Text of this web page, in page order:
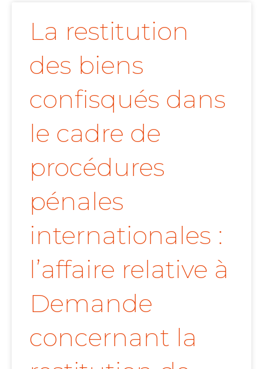
La restitution
des biens
confisqués dans
le cadre de
procédures
pénales
internationales :
l’affaire relative à
Demande
concernant la